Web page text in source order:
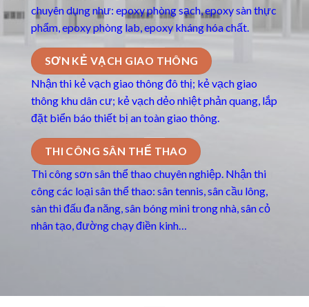
chuyên dụngnhư: epoxy phòng sạch, epoxy sàn thực
phẩm, epoxy phòng lab, epoxy kháng hóa chất.
SƠN KẺ VẠCH GIAO THÔNG
Nhận thi kẻ vạch giao thông đô thị; kẻ vạch giao
thông khu dân cư; kẻ vạch dẻo nhiệt phản quang, lắp
đặt biển báo thiết bị an toàn giao thông.
THI CÔNG SÂN THỂ THAO
Thi công sơn sân thể thao chuyên nghiệp. Nhận thi
công các loại sân thể thao: sân tennis, sân cầu lông,
sàn thi đấu đa năng, sân bóng mini trong nhà, sân cỏ
nhân tạo, đường chạy điền kinh…